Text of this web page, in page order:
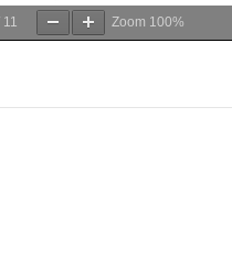
11 Zoom 100%